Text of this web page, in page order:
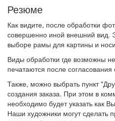
Резюме
Как видите, после обработки
совершенно иной внешний вид.
выборе рамы для картины и
Виды обработки где возможны
печатаются после согласования
Также, можно выбрать пункт
создания заказа. При этом в
необходимо будет указать как
Наши художники могут сделать